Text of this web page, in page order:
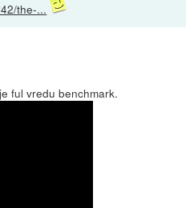
the-...
ful vredu benchmark.